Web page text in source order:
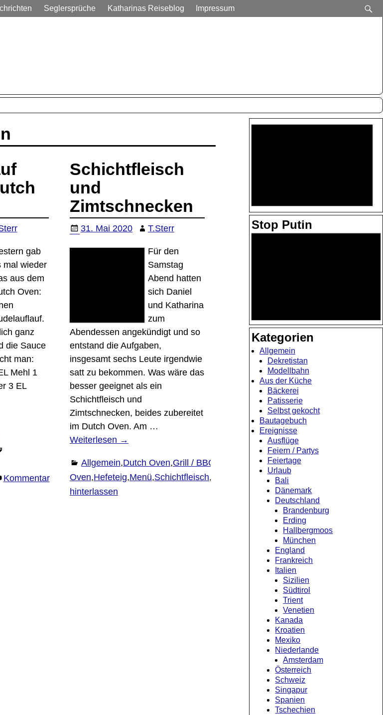
Seglersprüche Katharinas Reiseblog Impressum
gab
mal wieder
aus dem
Oven:
ganz
die Sauce
man:
Mehl 1
3 EL
Kommentar
Schichtfleisch
und
Zimtschnecken
31. Mai 2020 T.Sterr
Für den
Samstag
Abend hatten
sich Daniel
und Katharina
zum
Abendessen angekündigt und so
entstand die Aufgaben,
insgesamt sechs Leute irgendwie
satt zu bekommen. Was wäre das
besser geeignet als ein
Schichtfleisch und
Zimtschnecken, beides zubereitet
im Dutch Oven. Am …
Weiterlesen →
Allgemein,Dutch Oven,Grill / BBQ
Dutch
Oven,Hefeteig,Menü,Schichtfleisch, Zimtschnecken
Kommentar
hinterlassen
Stop Putin
Kategorien
Allgemein
Dekretistan
Modellbahn
Aus der Küche
Bäckerei
Patisserie
Selbst gekocht
Bautagebuch
Ereignisse
Ausflüge
Feiern / Partys
Feiertage
Urlaub
Bali
Dänemark
Deutschland
Brandenburg
Erding
Hallbergmoos
München
England
Frankreich
Italien
Sizilien
Südtirol
Trient
Venetien
Kanada
Kroatien
Mexiko
Niederlande
Amsterdam
Österreich
Schweiz
Singapur
Spanien
Tschechien